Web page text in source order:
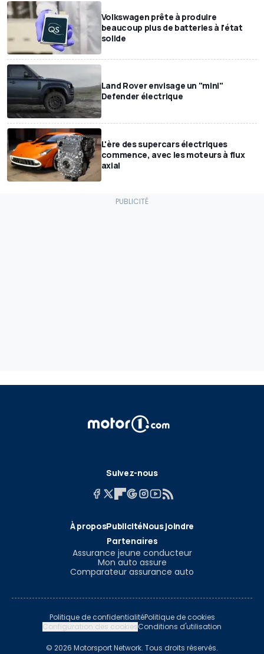
Volkswagen prête à produire
beaucoup plus de batteries à l'état
solide
Land Rover envisage un "mini"
Defender électrique
L'ère des supercars électriques
commence, avec les moteurs à flux
axial
Suivez-nous
À proposPublicitéNous joindre
Partenaires
Assurance jeune conducteur
Mon auto assure
Comparateur assurance auto
Politique de confidentialitéPolitique de cookies
Configuration des cookiesConditions d'utilisation
© 2026 Motorsport Network. Tous droits réservés.